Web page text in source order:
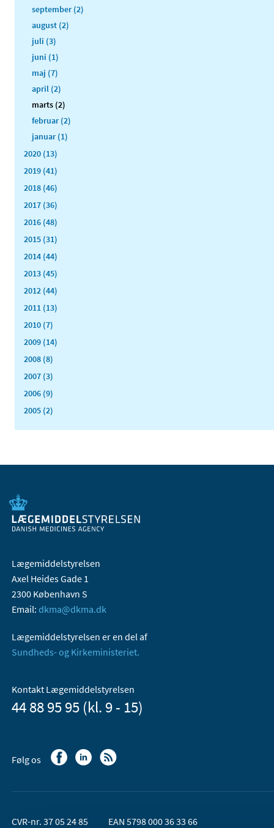
september (2)
august (2)
juli (3)
juni (1)
maj (7)
april (2)
marts (2)
februar (2)
januar (1)
2020 (13)
2019 (41)
2018 (46)
2017 (36)
2016 (48)
2015 (31)
2014 (44)
2013 (45)
2012 (44)
2011 (13)
2010 (7)
2009 (14)
2008 (8)
2007 (3)
2006 (9)
2005 (2)
Lægemiddelstyrelsen
Axel Heides Gade 1
2300 København S
Email: dkma@dkma.dk
Lægemiddelstyrelsen er en del af
Sundheds- og Kirkeministeriet.
Kontakt Lægemiddelstyrelsen
44 88 95 95 (kl. 9 - 15)
Følg os
CVR-nr. 37 05 24 85 EAN 5798 000 36 33 66